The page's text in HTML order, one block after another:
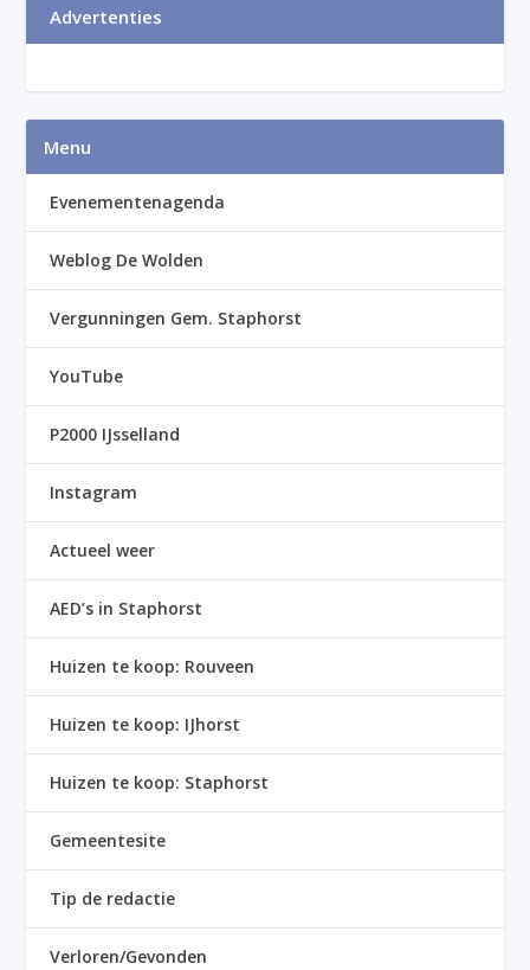
Advertenties
Menu
Evenementenagenda
Weblog De Wolden
Vergunningen Gem. Staphorst
YouTube
P2000 IJsselland
Instagram
Actueel weer
AED’s in Staphorst
Huizen te koop: Rouveen
Huizen te koop: IJhorst
Huizen te koop: Staphorst
Gemeentesite
Tip de redactie
Verloren/Gevonden